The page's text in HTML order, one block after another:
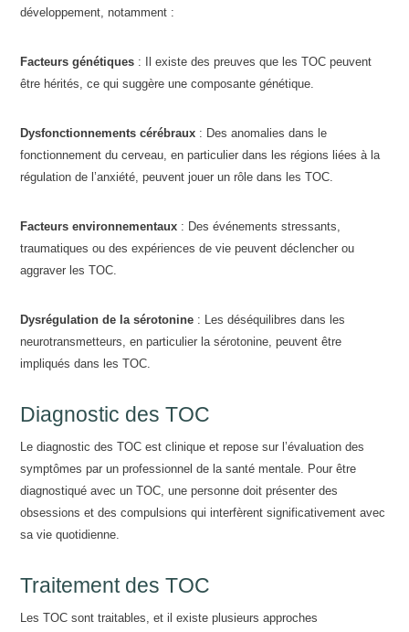
développement, notamment :
Facteurs génétiques : Il existe des preuves que les TOC peuvent
être hérités, ce qui suggère une composante génétique.
Dysfonctionnements cérébraux : Des anomalies dans le
fonctionnement du cerveau, en particulier dans les régions liées à la
régulation de l’anxiété, peuvent jouer un rôle dans les TOC.
Facteurs environnementaux : Des événements stressants,
traumatiques ou des expériences de vie peuvent déclencher ou
aggraver les TOC.
Dysrégulation de la sérotonine : Les déséquilibres dans les
neurotransmetteurs, en particulier la sérotonine, peuvent être
impliqués dans les TOC.
Diagnostic des TOC
Le diagnostic des TOC est clinique et repose sur l’évaluation des
symptômes par un professionnel de la santé mentale. Pour être
diagnostiqué avec un TOC, une personne doit présenter des
obsessions et des compulsions qui interfèrent significativement avec
sa vie quotidienne.
Traitement des TOC
Les TOC sont traitables, et il existe plusieurs approches